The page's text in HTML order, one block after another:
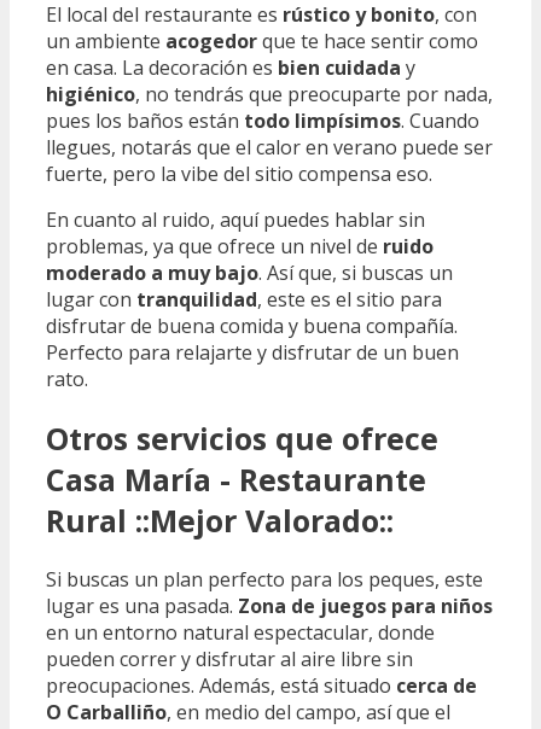
El local del restaurante es rústico y bonito, con
un ambiente acogedorque te hace sentir como
en casa. La decoración es bien cuidada y
higiénico, no tendrás que preocuparte por nada,
pues los baños están todo limpísimos. Cuando
llegues, notarás que el calor en verano puede ser
fuerte, pero la vibe del sitio compensa eso.
En cuanto al ruido, aquí puedes hablar sin
problemas, ya que ofrece un nivel de ruido
moderado a muy bajo. Así que, si buscas un
lugar con tranquilidad, este es el sitio para
disfrutar de buena comida y buena compañía.
Perfecto para relajarte y disfrutar de un buen
rato.
Otros servicios que ofrece
Casa María - Restaurante
Rural ::Mejor Valorado::
Si buscas un plan perfecto para los peques, este
lugar es una pasada. Zona de juegos para niños
en un entorno natural espectacular, donde
pueden correr y disfrutar al aire libre sin
preocupaciones. Además, está situado cerca de
O Carballiño, en medio del campo, así que el